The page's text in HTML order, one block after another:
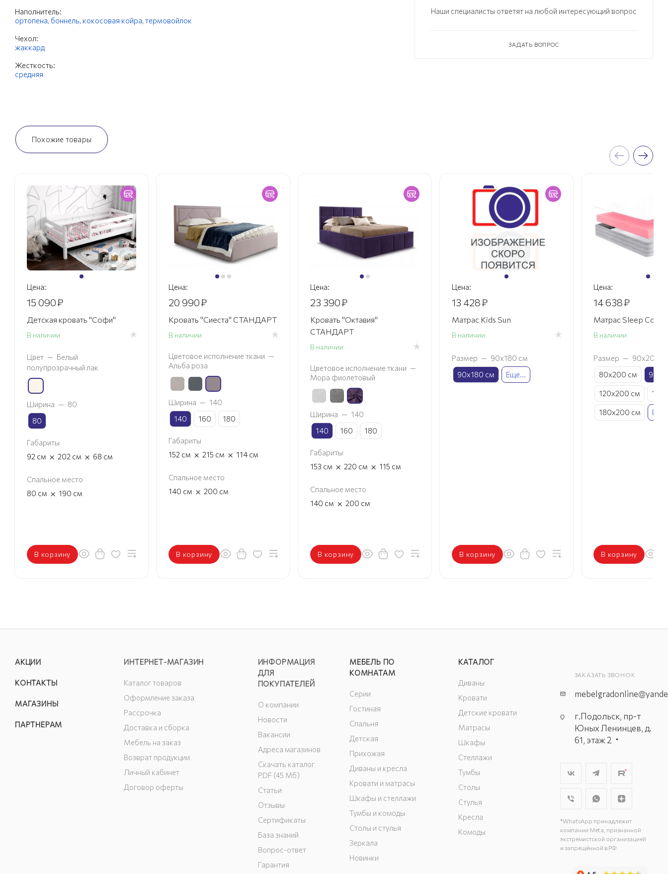
Наполнитель:
ортопена, боннель, кокосовая койра, термовойлок
Чехол:
жаккард
Жесткость:
средняя
Наши специалисты ответят на любой интересующий вопрос
ЗАДАТЬ ВОПРОС
Похожие товары
Цена:
15 090₽
Детская кровать "Софи"
В наличии
Цвет — Белый
полупрозрачный лак
Ширина — 80
80
Габариты
92 см × 202 см × 68 см
Спальное место
80 см × 190 см
В корзину
Цена:
20 990₽
Кровать "Сиеста" СТАНДАРТ
В наличии
Цветовое исполнение ткани —
Альба роза
Ширина — 140
140
160 180
Габариты
152 см × 215 см × 114 см
Спальное место
140 см × 200 см
В корзину
Цена:
23 390₽
Кровать "Октавия"
СТАНДАРТ
В наличии
Цветовое исполнение ткани —
Мора фиолетовый
Ширина — 140
140
160 180
Габариты
153 см × 220 см × 115 см
Спальное место
140 см × 200 см
В корзину
Цена:
13 428₽
Матрас Kids Sun
В наличии
Размер — 90х180 см
90х180 см
Еще...
В корзину
Цена:
14 638₽
Матрас Sleep
В наличии
Размер — 90х200
80х200 см
120х200 см
180х200 см
В корзину
АКЦИИ
КОНТАКТЫ
МАГАЗИНЫ
ПАРТНЕРАМ
ИНТЕРНЕТ-МАГАЗИН
Каталог товаров
Оформление заказа
Рассрочка
Доставка и сборка
Мебель на заказ
Возврат продукции
Личный кабинет
Договор оферты
ИНФОРМАЦИЯ
ДЛЯ
ПОКУПАТЕЛЕЙ
О компании
Новости
Вакансии
Адреса магазинов
Скачать каталог
PDF (45 Мб)
Статьи
Отзывы
Сертификаты
База знаний
Вопрос-ответ
Гарантия
МЕБЕЛЬ ПО
КОМНАТАМ
Серии
Гостиная
Спальня
Детская
Прихожая
Диваны и кресла
Кровати и матрасы
Шкафы и стеллажи
Тумбы и комоды
Столы и стулья
Зеркала
Новинки
КАТАЛОГ
Диваны
Кровати
Детские кровати
Матрасы
Шкафы
Стеллажи
Тумбы
Столы
Стулья
Кресла
Комоды
ЗАКАЗАТЬ ЗВОНОК
г.Подольск, пр-т
Юных Ленинцев, д.
61, этаж 2
29, стр.1, 2 этаж,
г. Подольск, ул.
г. Подольск, ул.
Загородная, д. 1
*WhatsApp принадлежит
компании Meta, признанной
экстремистской организацией
и запрещённой в РФ